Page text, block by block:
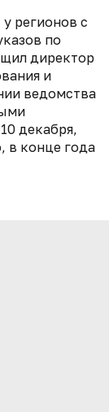
у регионов с
по
директор
и
ведомства
декабря,
в конце года